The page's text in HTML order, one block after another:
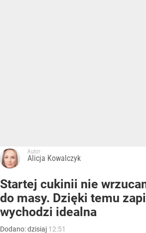
Autor:
Alicja Kowalczyk
Startej cukinii nie
do masy. Dzięki temu
wychodzi idealna
Dodano:dzisiaj 12:51